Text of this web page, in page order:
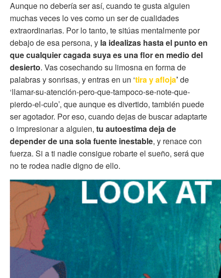
Aunque no debería ser así, cuando te gusta alguien
muchas veces lo ves como un ser de cualidades
extraordinarias. Por lo tanto, te sitúas mentalmente por
debajo de esa persona, y la idealizas hasta el punto en
que cualquier cagada suya es una floren medio del
desierto. Vas cosechando su limosna en forma de
palabras y sonrisas, y entras en un ‘tira y afloja’de
‘llamar-su-atención-pero-que-tampoco-se-note-que-
pierdo-el-culo’, que aunque es divertido, también puede
ser agotador. Por eso, cuando dejas de buscar adaptarte
o impresionar a alguien, tu autoestima deja de
depender de una sola fuente inestable, y renace con
fuerza. Si a ti nadie consigue robarte el sueño, será que
no te rodea nadie digno de ello.